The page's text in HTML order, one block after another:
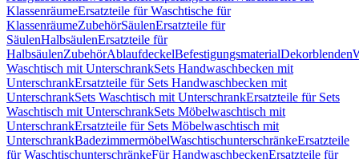
KlassenräumeErsatzteile für Waschtische für
KlassenräumeZubehörSäulenErsatzteile für
SäulenHalbsäulenErsatzteile für
HalbsäulenZubehörAblaufdeckelBefestigungsmaterialDekorblenden
Waschtisch mit UnterschrankSets Handwaschbecken mit
UnterschrankErsatzteile für Sets Handwaschbecken mit
UnterschrankSets Waschtisch mit UnterschrankErsatzteile für Sets
Waschtisch mit UnterschrankSets Möbelwaschtisch mit
UnterschrankErsatzteile für Sets Möbelwaschtisch mit
UnterschrankBadezimmermöbelWaschtischunterschränkeErsatzteile
für WaschtischunterschränkeFür HandwaschbeckenErsatzteile für